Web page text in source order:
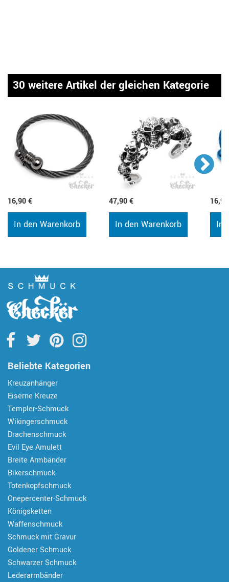
30 weitere Artikel der gleichen Kategorie
16,90 €
In den Warenkorb
47,90 €
In den Warenkorb In
Beliebte Kategorien
Kreuzanhänger
Eiserne Kreuze
Templer-Schmuck
Wikingerschmuck
Drachenschmuck
Evil Eye Amulett
Breite Armbänder
Bikerschmuck
Totenkopfschmuck
Onepercenter-Schmuck
Königsketten
Waffenschmuck
Schmuck mit Gravur
Goldener Schmuck
Schwarzer Schmuck
Lederarmbänder